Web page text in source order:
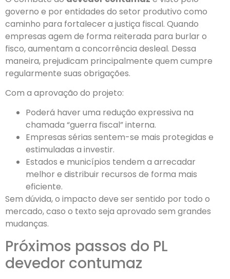
governo e por entidades do setor produtivo como
caminho para fortalecer a justiça fiscal. Quando
empresas agem de forma reiterada para burlar o
fisco, aumentam a concorrência desleal. Dessa
maneira, prejudicam principalmente quem cumpre
regularmente suas obrigações.
Com a aprovação do projeto:
Poderá haver uma redução expressiva na
chamada “guerra fiscal” interna.
Empresas sérias sentem-se mais protegidas e
estimuladas a investir.
Estados e municípios tendem a arrecadar
melhor e distribuir recursos de forma mais
eficiente.
Sem dúvida, o impacto deve ser sentido por todo o
mercado, caso o texto seja aprovado sem grandes
mudanças.
Próximos passos do PL
devedor contumaz